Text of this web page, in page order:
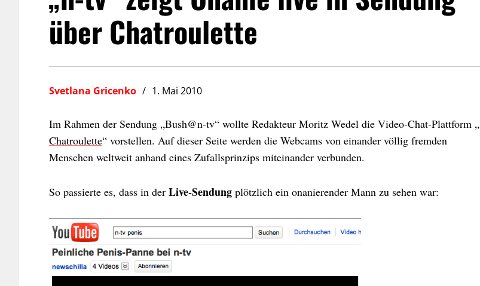
über Chatroulette
Svetlana Gricenko 1. Mai 2010
Im Rahmen der Sendung „Bush@n-tv“ wollte Redakteur Moritz Wedel die Video-Chat-Plattform „
Chatroulette“ vorstellen. Auf dieser Seite werden die Webcams von einander völlig fremden
Menschen weltweit anhand eines Zufallsprinzips miteinander verbunden.
So passierte es, dass in der Live-Sendung plötzlich ein onanierender Mann zu sehen war: